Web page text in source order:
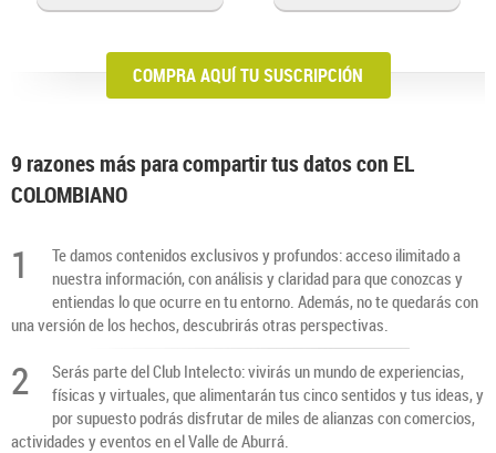
COMPRA AQUÍ TU SUSCRIPCIÓN
9 razones más para compartir tus datos con EL
COLOMBIANO
1
Te damos contenidos exclusivos y profundos: acceso ilimitado a
nuestra información, con análisis y claridad para que conozcas y
entiendas lo que ocurre en tu entorno. Además, no te quedarás con
una versión de los hechos, descubrirás otras perspectivas.
2
Serás parte del Club Intelecto: vivirás un mundo de experiencias,
físicas y virtuales, que alimentarán tus cinco sentidos y tus ideas, y
por supuesto podrás disfrutar de miles de alianzas con comercios,
actividades y eventos en el Valle de Aburrá.